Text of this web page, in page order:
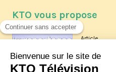
KTO vous propose
Article
Les